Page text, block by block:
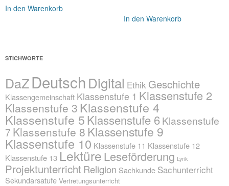
In den Warenkorb
In den Warenkorb
STICHWORTE
DaZDeutschDigital Ethik Geschichte
Klassengemeinschaft Klassenstufe 1 Klassenstufe 2
Klassenstufe 3 Klassenstufe 4
Klassenstufe 5Klassenstufe 6Klassenstufe
7 Klassenstufe 8 Klassenstufe 9
Klassenstufe 10 Klassenstufe 11 Klassenstufe 12
Klassenstufe 13 LektüreLeseförderung Lyrik
Projektunterricht Religion Sachkunde Sachunterricht
Sekundarsatufe Vertretungsunterricht